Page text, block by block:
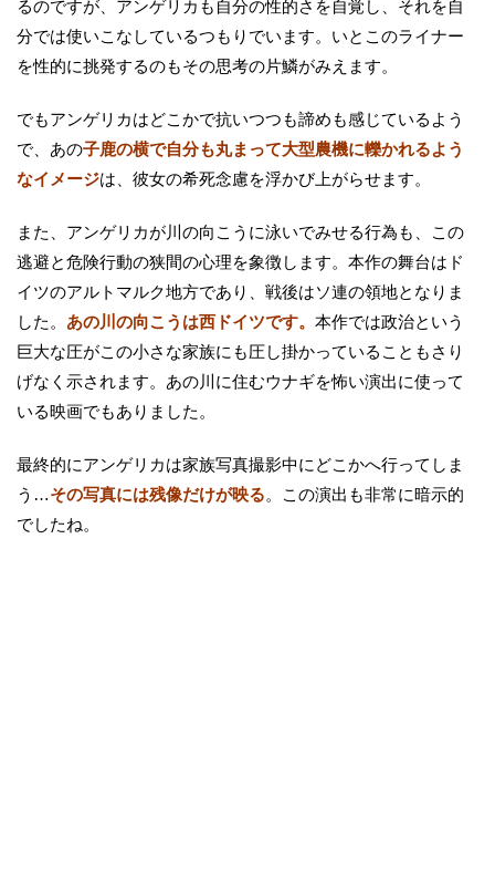
るのですが、アンゲリカも自分の性的さを自覚し、それを自
分では使いこなしているつもりでいます。いとこのライナー
を性的に挑発するのもその思考の片鱗がみえます。
でもアンゲリカはどこかで抗いつつも諦めも感じているよう
で、あの子鹿の横で自分も丸まって大型農機に轢かれるよう
なイメージは、彼女の希死念慮を浮かび上がらせます。
また、アンゲリカが川の向こうに泳いでみせる行為も、この
逃避と危険行動の狭間の心理を象徴します。本作の舞台はド
イツのアルトマルク地方であり、戦後はソ連の領地となりま
した。 あの川の向こうは西ドイツです。 本作では政治という
巨大な圧がこの小さな家族にも圧し掛かっていることもさり
げなく示されます。あの川に住むウナギを怖い演出に使って
いる映画でもありました。
最終的にアンゲリカは家族写真撮影中にどこかへ行ってしま
う…その写真には残像だけが映る。この演出も非常に暗示的
でしたね。